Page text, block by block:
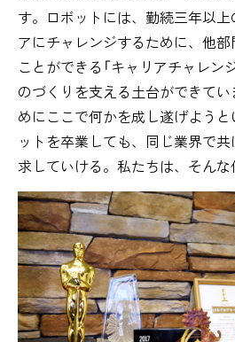
す。ロボットには、勤続三年以
アにチャレンジするために、他
ことができる「キャリアチャレン
のづくりを支える土台ができて
めにここで何かを成し遂げよう
ットを卒業しても、同じ業界で
求していける。私たちは、そんな